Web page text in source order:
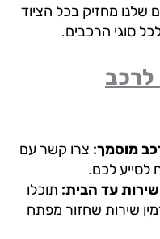
מחזיק בכל הציוד
הרכבים.
צרו קשר עם
לכם.
עד הבית:תוכלו
שחזור מפתח